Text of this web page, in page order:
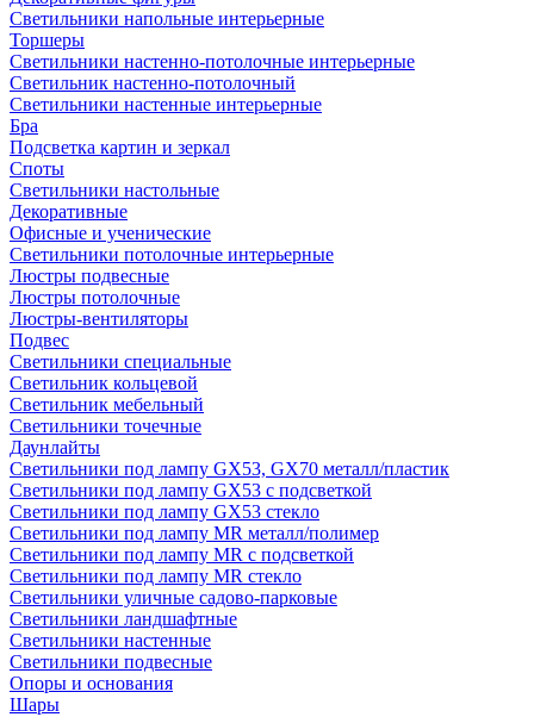
Светильники напольные интерьерные
Торшеры
Светильники настенно-потолочные интерьерные
Светильник настенно-потолочный
Светильники настенные интерьерные
Бра
Подсветка картин и зеркал
Споты
Светильники настольные
Декоративные
Офисные и ученические
Светильники потолочные интерьерные
Люстры подвесные
Люстры потолочные
Люстры-вентиляторы
Подвес
Светильники специальные
Светильник кольцевой
Светильник мебельный
Светильники точечные
Даунлайты
Светильники под лампу GX53, GX70 металл/пластик
Светильники под лампу GX53 с подсветкой
Светильники под лампу GX53 стекло
Светильники под лампу MR металл/полимер
Светильники под лампу MR с подсветкой
Светильники под лампу MR стекло
Светильники уличные садово-парковые
Светильники ландшафтные
Светильники настенные
Светильники подвесные
Опоры и основания
Шары